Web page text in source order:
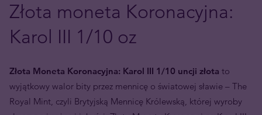
Złota moneta Koronacyjna:
Karol III 1/10 oz
Złota Moneta Koronacyjna: Karol III 1/10 uncji złota to
wyjątkowy walor bity przez mennicę o światowej sławie – The
Royal Mint, czyli Brytyjską Mennicę Królewską, której wyroby